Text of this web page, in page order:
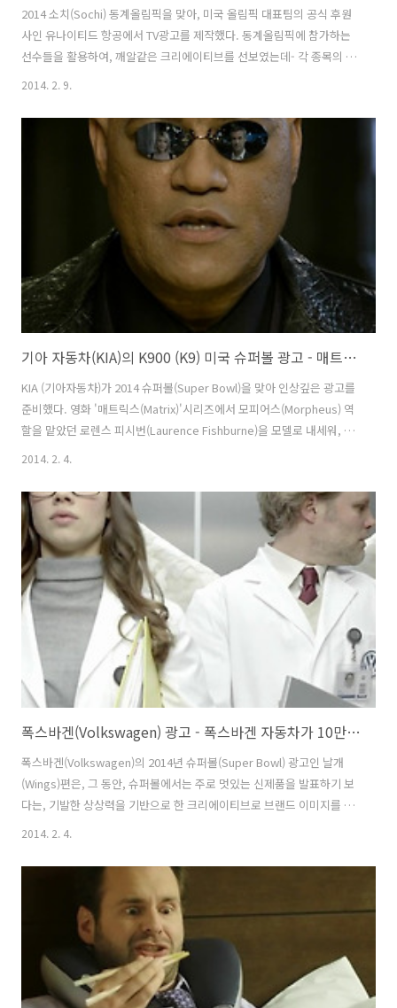
2014 소치(Sochi) 동계올림픽을 맞아, 미국 올림픽 대표팀의 공식 후원
사인 유나이티드 항공에서 TV광고를 제작했다. 동계올림픽에 참가하는
선수들을 활용하여, 깨알같은 크리에이티브를 선보였는데- 각 종목의 선
수들이 공항과 비행기에서 자기 종목에 맞게 비행을 준비하는 모습들을
디어들로 채워져있다. 비행기 통로를 스파이럴 시퀀스로 통과하는 피겨
스케이팅 선수 그레이시 골드와, (그레이시 골드는 김연아 선수와 사진을
찍어서 화제가 됨) 수화물을 싣는 컨베이어벨트 위를 날아가는 스키점프
선수, 카트를 밀며 달려가는 봅슬레이 선수들 등 재밌는 모습들이 인상적
2014. 2. 9.
기아 자동차(KIA)의 K900 (K9) 미국 슈퍼볼 광고 - 매트릭스의 모피어스가 나타났다! '진실(Truth)'편 [한글자막]
KIA (기아자동차)가 2014 슈퍼볼(Super Bowl)을 맞아 인상깊은 광고를
준비했다. 영화 '매트릭스(Matrix)'시리즈에서 모피어스(Morpheus) 역
할을 맡았던 로렌스 피시번(Laurence Fishburne)을 모델로 내세워, 매
트릭스의 그 유명한 상황, 빨간 약과 파란 약- 둘 중 어느 것을 고를 것인
고를 것인가에 대한 문제로 바꾸어- 소비자들이 럭셔리카라는 브랜드와
인식의 굴레 속에서 눈이 멀었으며, 진짜 럭셔리한 장점들을 갖춘 K900
과 같은 차를 알아보지 못하고 있다는 메시지를 전달하고 있다. 광고 자
체도 재밌지만, Matrix 영화 속의 소재들도 충실하게 가져왔는데, 예를
들어, 발렛파킹을 ..
2014. 2. 4.
폭스바겐(Volkswagen) 광고 - 폭스바겐 자동차가 10만마일을 찍을때마다, 독일 엔지니어에게 날개가 돋는다? '날개(Wings)'편 [한글자막]
폭스바겐(Volkswagen)의 2014년 슈퍼볼(Super Bowl) 광고인 날개
(Wings)편은, 그 동안, 슈퍼볼에서는 주로 멋있는 신제품을 발표하기 보
다는, 기발한 상상력을 기반으로 한 크리에이티브로 브랜드 이미지를 제
가 훨씬 많다는 것을 주 메시지로 전달하고 있다. 다만, 이 실용적이지만,
화려하지 않은 폭스바겐스러운 메시지를 재미있게 전달하기 위해 한 부
녀의 황당한 이야기로 크리에이티브를 풀어냈다. 폭스바겐 자동차가 10
만 킬로를 찍을때마다, 폭스바겐을 생산하는 독일 엔지니어에게 날개가
돋는다는 황당한 이야기를 꺼내는 아빠와 20만킬로를 찍으면 독일 엔
2014. 2. 4.